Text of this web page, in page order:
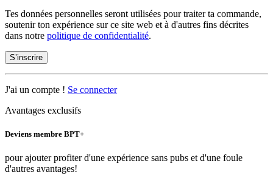
Tes données personnelles seront utilisées pour traiter ta commande,
soutenir ton expérience sur ce site web et à d'autres fins décrites
dans notre politique de confidentialité.
S’inscrire
J'ai un compte ! Se connecter
Avantages exclusifs
Deviens membre BPT+
pour ajouter profiter d'une expérience sans pubs et d'une foule
d'autres avantages!